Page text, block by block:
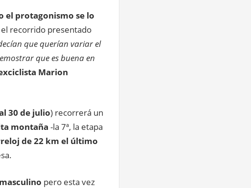
el protagonismo se lo
el recorrido presentado
que querían variar el
que es buena en
Marion
30 de julio) recorrerá un
montaña -la 7ª, la etapa
de 22 km el último
pero esta vez